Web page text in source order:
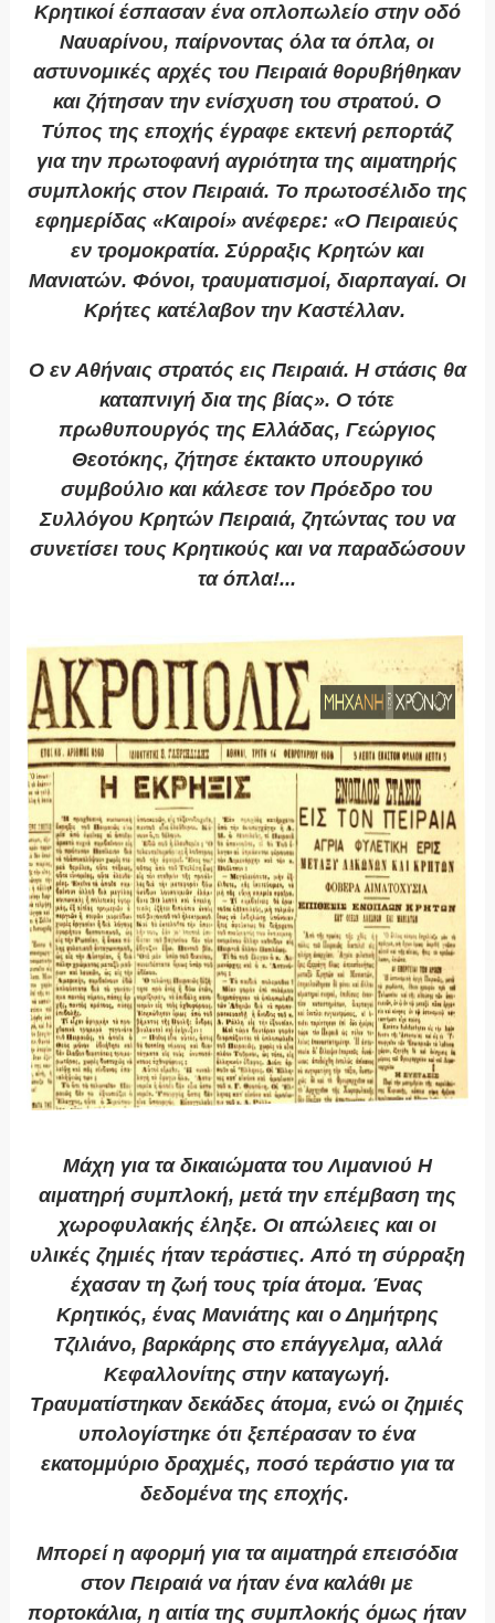
Κρητικοί έσπασαν ένα οπλοπωλείο στην οδό
Ναυαρίνου, παίρνοντας όλα τα όπλα, οι
αστυνομικές αρχές του Πειραιά θορυβήθηκαν
και ζήτησαν την ενίσχυση του στρατού. Ο
Τύπος της εποχής έγραφε εκτενή ρεπορτάζ
για την πρωτοφανή αγριότητα της αιματηρής
συμπλοκής στον Πειραιά. Το πρωτοσέλιδο της
εφημερίδας «Καιροί» ανέφερε: «Ο Πειραιεύς
εν τρομοκρατία. Σύρραξις Κρητών και
Μανιατών. Φόνοι, τραυματισμοί, διαρπαγαί. Οι
Κρήτες κατέλαβον την Καστέλλαν.
Ο εν Αθήναις στρατός εις Πειραιά. Η στάσις θα
καταπνιγή δια της βίας». Ο τότε
πρωθυπουργός της Ελλάδας, Γεώργιος
Θεοτόκης, ζήτησε έκτακτο υπουργικό
συμβούλιο και κάλεσε τον Πρόεδρο του
Συλλόγου Κρητών Πειραιά, ζητώντας του να
συνετίσει τους Κρητικούς και να παραδώσουν
τα όπλα!...
Μάχη για τα δικαιώματα του Λιμανιού Η
αιματηρή συμπλοκή, μετά την επέμβαση της
χωροφυλακής έληξε. Οι απώλειες και οι
υλικές ζημιές ήταν τεράστιες. Από τη σύρραξη
έχασαν τη ζωή τους τρία άτομα. Ένας
Κρητικός, ένας Μανιάτης και ο Δημήτρης
Τζιλιάνο, βαρκάρης στο επάγγελμα, αλλά
Κεφαλλονίτης στην καταγωγή.
Τραυματίστηκαν δεκάδες άτομα, ενώ οι ζημιές
υπολογίστηκε ότι ξεπέρασαν το ένα
εκατομμύριο δραχμές, ποσό τεράστιο για τα
δεδομένα της εποχής.
Μπορεί η αφορμή για τα αιματηρά επεισόδια
στον Πειραιά να ήταν ένα καλάθι με
πορτοκάλια, η αιτία της συμπλοκής όμως ήταν